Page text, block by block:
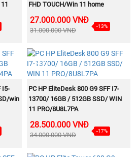
FHD TOUCH/Win 11 home
/8W2Z6PA
27.000.000 VNĐ
31.000.000 VNĐ
-13%
I5-
win
NEW
MUA NGAY
PC HP EliteDesk 800 G9 SFF I7-
13700/ 16GB / 512GB SSD/ WIN
11 PRO/8U8L7PA
28.500.000 VNĐ
34.000.000 VNĐ
-17%